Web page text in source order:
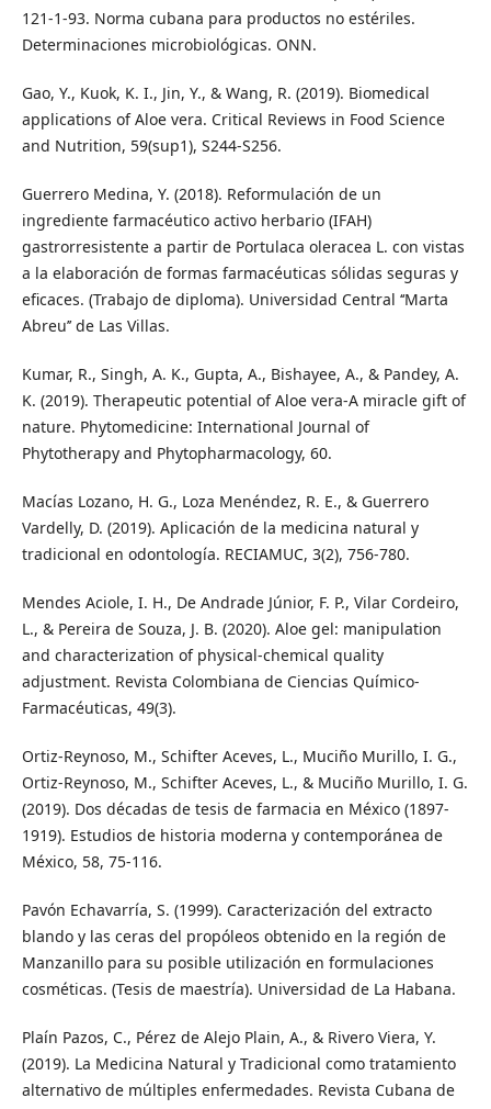
121-1-93. Norma cubana para productos no estériles.
Determinaciones microbiológicas. ONN.
Gao, Y., Kuok, K. I., Jin, Y., & Wang, R. (2019). Biomedical
applications of Aloe vera. Critical Reviews in Food Science
and Nutrition, 59(sup1), S244-S256.
Guerrero Medina, Y. (2018). Reformulación de un
ingrediente farmacéutico activo herbario (IFAH)
gastrorresistente a partir de Portulaca oleracea L. con vistas
a la elaboración de formas farmacéuticas sólidas seguras y
eficaces. (Trabajo de diploma). Universidad Central ‘‘Marta
Abreu’’ de Las Villas.
Kumar, R., Singh, A. K., Gupta, A., Bishayee, A., & Pandey, A.
K. (2019). Therapeutic potential of Aloe vera-A miracle gift of
nature. Phytomedicine: International Journal of
Phytotherapy and Phytopharmacology, 60.
Macías Lozano, H. G., Loza Menéndez, R. E., & Guerrero
Vardelly, D. (2019). Aplicación de la medicina natural y
tradicional en odontología. RECIAMUC, 3(2), 756-780.
Mendes Aciole, I. H., De Andrade Júnior, F. P., Vilar Cordeiro,
L., & Pereira de Souza, J. B. (2020). Aloe gel: manipulation
and characterization of physical-chemical quality
adjustment. Revista Colombiana de Ciencias Químico-
Farmacéuticas, 49(3).
Ortiz-Reynoso, M., Schifter Aceves, L., Muciño Murillo, I. G.,
Ortiz-Reynoso, M., Schifter Aceves, L., & Muciño Murillo, I. G.
(2019). Dos décadas de tesis de farmacia en México (1897-
1919). Estudios de historia moderna y contemporánea de
México, 58, 75-116.
Pavón Echavarría, S. (1999). Caracterización del extracto
blando y las ceras del propóleos obtenido en la región de
Manzanillo para su posible utilización en formulaciones
cosméticas. (Tesis de maestría). Universidad de La Habana.
Plaín Pazos, C., Pérez de Alejo Plain, A., & Rivero Viera, Y.
(2019). La Medicina Natural y Tradicional como tratamiento
alternativo de múltiples enfermedades. Revista Cubana de